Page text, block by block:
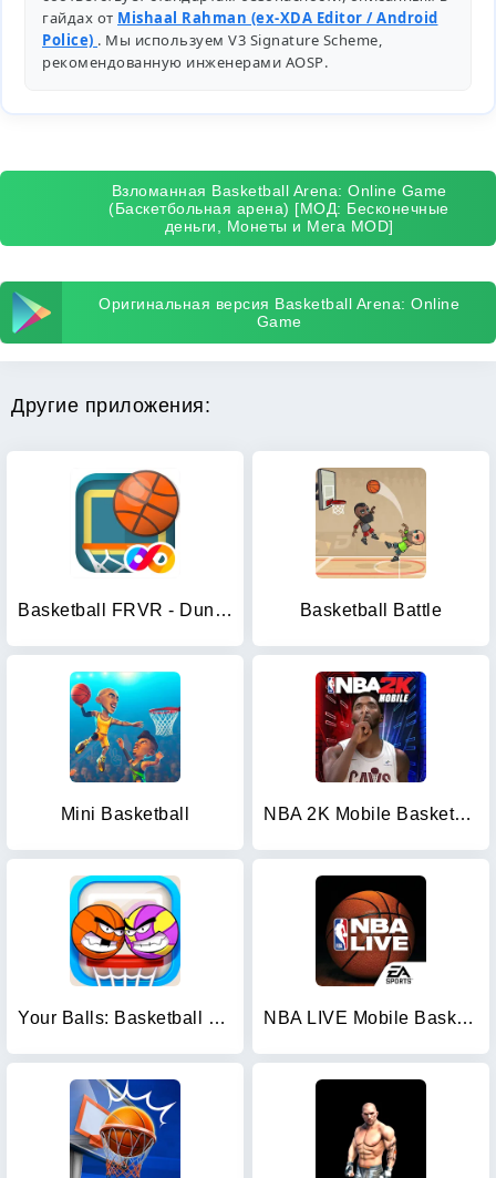
гайдах от Mishaal Rahman (ex-XDA Editor / Android
Police) . Мы используем V3 Signature Scheme,
рекомендованную инженерами AOSP.
Взломанная Basketball Arena: Online Game
(Баскетбольная арена) [МОД: Бесконечные
деньги, Монеты и Мега MOD]
Оригинальная версия Basketball Arena: Online
Game
Другие приложения:
Basketball FRVR - Dunk Shoot Basketball Battle
Mini Basketball NBA 2K Mobile Basketball Game
Your Balls: Basketball Game NBA LIVE Mobile Basketball